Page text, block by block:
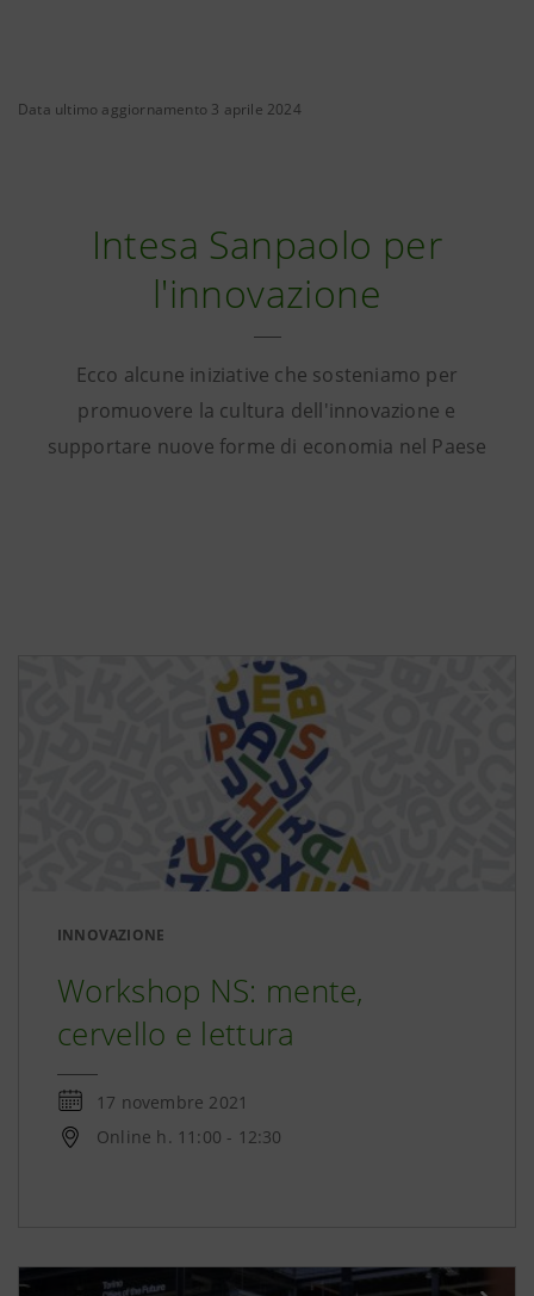
Data ultimo aggiornamento 3 aprile 2024
Intesa Sanpaolo per
l'innovazione
Ecco alcune iniziative che sosteniamo per
promuovere la cultura dell'innovazione e
supportare nuove forme di economia nel Paese
INNOVAZIONE
Workshop NS: mente,
cervello e lettura
17 novembre 2021
Online h. 11:00 - 12:30